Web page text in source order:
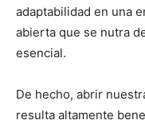
adaptabilidad en una
abierta que se nutra
esencial.
De hecho, abrir
resulta altamente